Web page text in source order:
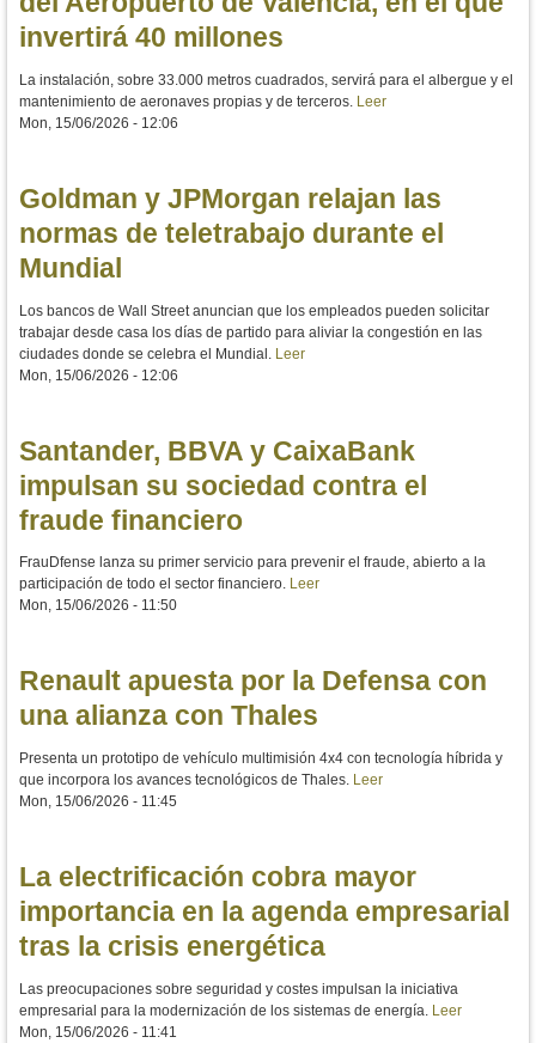
invertirá 40 millones
La instalación, sobre 33.000 metros cuadrados, servirá para el albergue y el
mantenimiento de aeronaves propias y de terceros. Leer
Mon, 15/06/2026 - 12:06
Goldman y JPMorgan relajan las
normas de teletrabajo durante el
Mundial
Los bancos de Wall Street anuncian que los empleados pueden solicitar
trabajar desde casa los días de partido para aliviar la congestión en las
ciudades donde se celebra el Mundial. Leer
Mon, 15/06/2026 - 12:06
Santander, BBVA y CaixaBank
impulsan su sociedad contra el
fraude financiero
FrauDfense lanza su primer servicio para prevenir el fraude, abierto a la
participación de todo el sector financiero. Leer
Mon, 15/06/2026 - 11:50
Renault apuesta por la Defensa con
una alianza con Thales
Presenta un prototipo de vehículo multimisión 4x4 con tecnología híbrida y
que incorpora los avances tecnológicos de Thales. Leer
Mon, 15/06/2026 - 11:45
La electrificación cobra mayor
importancia en la agenda empresarial
tras la crisis energética
Las preocupaciones sobre seguridad y costes impulsan la iniciativa
empresarial para la modernización de los sistemas de energía. Leer
Mon, 15/06/2026 - 11:41